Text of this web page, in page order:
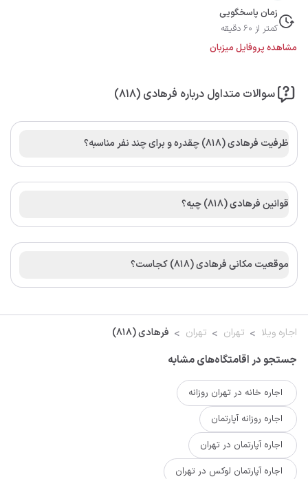
زمان پاسخگویی
کمتر از 60 دقیقه
مشاهده پروفایل میزبان
سوالات متداول درباره فرهادی (۸۱۸)
ظرفیت فرهادی (۸۱۸) چقدره و برای چند نفر مناسبه؟
قوانین فرهادی (۸۱۸) چیه؟
موقعیت مکانی فرهادی (۸۱۸) کجاست؟
اجاره ویلا تهران تهران فرهادی (۸۱۸)
جستجو در اقامتگاه‌های مشابه
اجاره خانه در تهران روزانه
اجاره روزانه آپارتمان
اجاره آپارتمان در تهران
اجاره آپارتمان لوکس در تهران